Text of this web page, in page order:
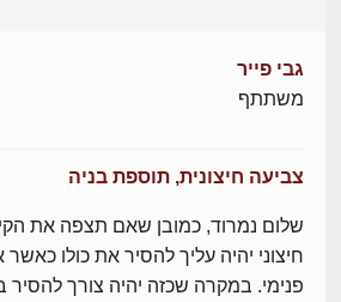
גבי פייר
משתתף
צביעה חיצונית, תוספת בניה
שלום נמרוד, כמובן שאם תצפה את
חיצוני יהיה עליך להסיר את כולו כאשר
פנימי. במקרה שכזה יהיה צורך